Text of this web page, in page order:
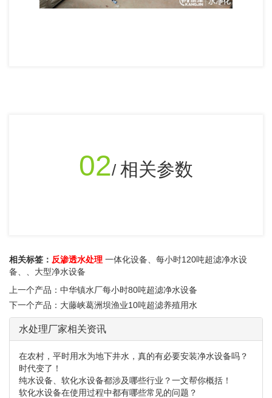
02/ 相关参数
相关标签： 反渗透水处理 一体化设备
每小时120吨超滤净水设
备
大型净水设备
上一个产品： 中华镇水厂每小时80吨超滤净水设备
下一个产品： 大藤峡葛洲坝渔业10吨超滤养殖用水
水处理厂家相关资讯
在农村，平时用水为地下井水，真的有必要安装净水设备吗？
时代变了！
纯水设备、软化水设备都涉及哪些行业？一文帮你概括！
软化水设备在使用过程中都有哪些常见的问题？